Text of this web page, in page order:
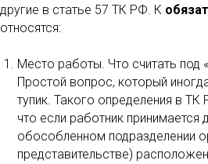
другие в статье 57 ТК РФ. К
относятся:
Место работы. Что считать под
Простой вопрос, который
тупик. Такого определения в ТК
что если работник принимается
обособленном подразделении
представительстве)